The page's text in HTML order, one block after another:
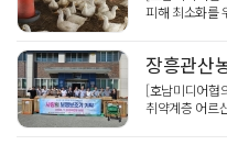
피해 최소화를
[호남미디어협
취약계층 어르